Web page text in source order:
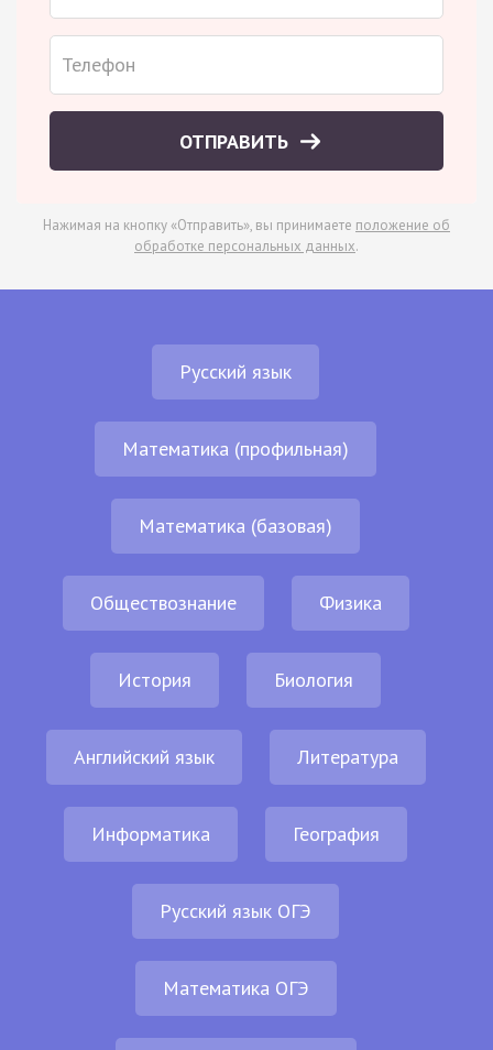
ОТПРАВИТЬ
Нажимая на кнопку «Отправить», вы принимаете положение об
обработке персональных данных.
Русский язык
Математика (профильная)
Математика (базовая)
Обществознание Физика
История Биология
Английский язык Литература
Информатика География
Русский язык ОГЭ
Математика ОГЭ